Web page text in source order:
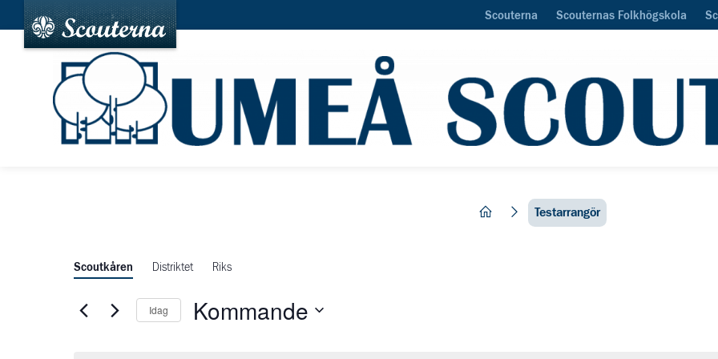
Scouterna Scouternas Folkhögskola
hem Testarrangör
Scoutkåren Distriktet Riks
Idag Kommande